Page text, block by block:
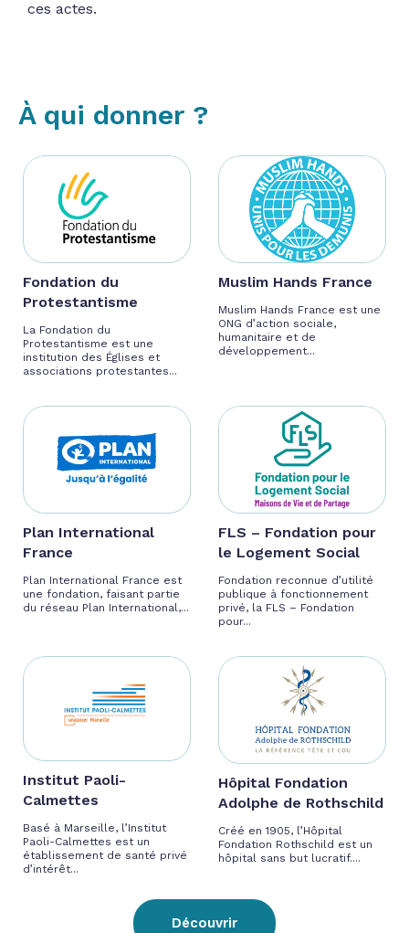
ces actes.
À qui donner ?
Fondation du
Protestantisme
La Fondation du
Protestantisme est une
institution des Églises et
associations protestantes...
Muslim Hands France
Muslim Hands France est une
ONG d’action sociale,
humanitaire et de
développement...
Plan International
France
Plan International France est
une fondation, faisant partie
du réseau Plan International,...
FLS – Fondation pour
le Logement Social
Fondation reconnue d’utilité
publique à fonctionnement
privé, la FLS – Fondation
pour...
Institut Paoli-
Calmettes
Basé à Marseille, l’Institut
Paoli-Calmettes est un
établissement de santé privé
d’intérêt...
Hôpital Fondation
Adolphe de Rothschild
Créé en 1905, l’Hôpital
Fondation Rothschild est un
hôpital sans but lucratif....
Découvrir